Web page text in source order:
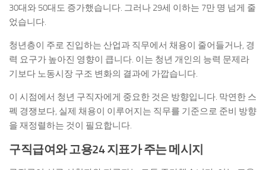
30대와 50대도 증가했습니다. 그러나 29세 이하는 7만 명 넘게 줄
었습니다.
청년층이 주로 진입하는 산업과 직무에서 채용이 줄어들거나, 경
력 요구가 높아진 영향이 큽니다. 이는 청년 개인의 능력 문제라
기보다 노동시장 구조 변화의 결과에 가깝습니다.
이 시점에서 청년 구직자에게 중요한 것은 방향입니다. 막연한 스
펙 경쟁보다, 실제 채용이 이루어지는 직무를 기준으로 준비 방향
을 재정렬하는 것이 필요합니다.
구직급여와 고용24 지표가 주는 메시지